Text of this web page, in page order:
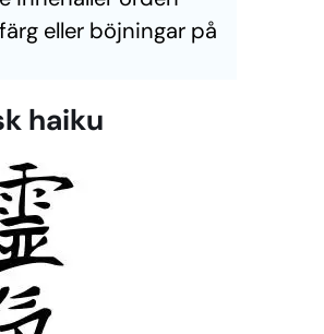
eller böjningar på
haiku